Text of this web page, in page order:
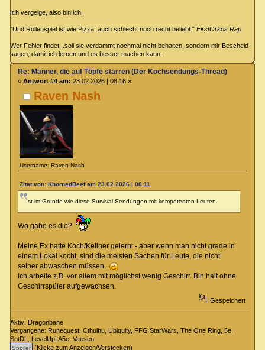
Ich vergeige, also bin ich.
"Und Rollenspiel ist wie Pizza: auch schlecht noch recht beliebt."FirstOrkos Rap
Wer Fehler findet...soll sie verdammt nochmal nicht behalten, sondern mir Bescheid
sagen, damit ich lernen und es besser machen kann.
Raven Nash
Username: Raven Nash
Re: Männer, die auf Töpfe starren (Der Kochsendungs-Thread)
« Antwort #4 am: 23.02.2026 | 08:16 »
Zitat von: KhornedBeef am 23.02.2026 | 08:11
Ist im Grunde wie diese Survival-Sendungen mit kompetenten Leuten.
Wo gäbe es die?
Meine Ex hatte Koch/Kellner gelernt - aber wenn man nicht grade in
einem Lokal kocht, sind die meisten Sachen für Leute, die nicht
selber abwaschen müssen.
Ich arbeite z.B. vor allem mit möglichst wenig Geschirr. Bin halt ohne
Geschirrspüler aufgewachsen.
Gespeichert
Aktiv: Dragonbane
Vergangene: Runequest, Cthulhu, Ubiquity, FFG StarWars, The One Ring, 5e,
SotDL, LevelUp! A5e, Vaesen
(Klicke zum Anzeigen/Verstecken)